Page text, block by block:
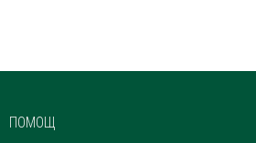
ПОМОЩ